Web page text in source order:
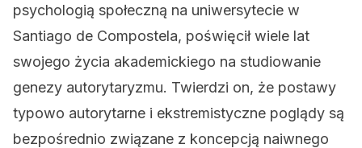
psychologią społeczną na uniwersytecie w
Santiago de Compostela, poświęcił wiele lat
swojego życia akademickiego na studiowanie
genezy autorytaryzmu. Twierdzi on, że postawy
typowo autorytarne i ekstremistyczne poglądy są
bezpośrednio związane z koncepcją naiwnego